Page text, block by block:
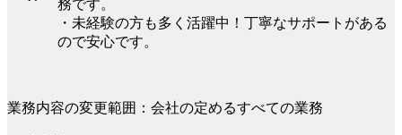
務です。
・未経験の方も多く活躍中！丁寧なサポートがある
ので安心です。
業務内容の変更範囲：会社の定めるすべての業務